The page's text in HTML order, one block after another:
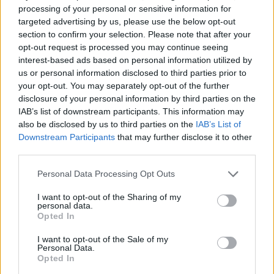
processing of your personal or sensitive information for
targeted advertising by us, please use the below opt-out
section to confirm your selection. Please note that after your
opt-out request is processed you may continue seeing
interest-based ads based on personal information utilized by
us or personal information disclosed to third parties prior to
your opt-out. You may separately opt-out of the further
disclosure of your personal information by third parties on the
IAB’s list of downstream participants. This information may
also be disclosed by us to third parties on the IAB’s List of
Downstream Participants that may further disclose it to other
Please note that this website/app uses one or more Google
not limited to your visit or usage behaviour. You may click to
grant or deny consent to Google and its third-party tags to
use your data for below specified purposes in below Google
consent section.
Personal Data Processing Opt Outs
I want to opt-out of the Sharing of my
personal data.
Opted In
I want to opt-out of the Sale of my
Personal Data.
Opted In
A cikkhez ajánlott kalkulátorunk
2026-ban?
KISZÁMOLOM!